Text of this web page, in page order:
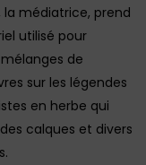
la médiatrice, prend
utilisé pour
de
sur les légendes
en herbe qui
calques et divers